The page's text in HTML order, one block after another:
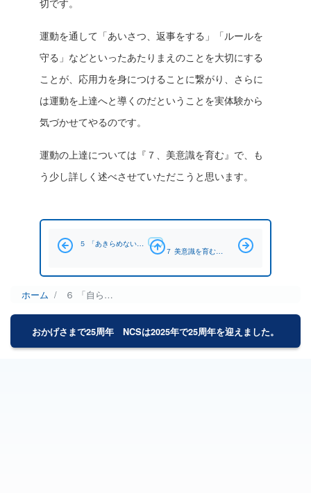
運動を通して「あいさつ、返事をする」「ルールを
守る」などといったあたりまえのことを大切にする
ことが、応用力を身につけることに繋がり、さらに
は運動を上達へと導くのだということを実体験から
気づかせてやるのです。
運動の上達については『７、美意識を育む』で、も
う少し詳しく述べさせていただこうと思います。
ブック横断リンク: ６ 「自ら考えて行動する」ということ
５ 「あきらめない」「ひるまない」ということ
７ 美意識を育む
パ
く
ホーム ６ 「自ら考えて行動する」ということ
おかげさまで25周年 NCSは2025年で25周年を迎えました。